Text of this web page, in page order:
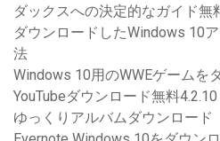
ダックスへの決定的なガイド無
ダウンロードしたWindows 10
法
Windows 10用のWWEゲームを
YouTubeダウンロード無料4.2.10
ゆっくりアルバムダウンロード